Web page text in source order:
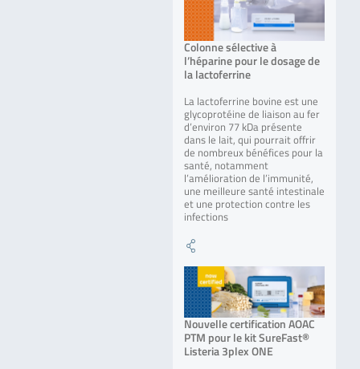
Colonne sélective à
l’héparine pour le dosage de
la lactoferrine
La lactoferrine bovine est une
glycoprotéine de liaison au fer
d’environ 77 kDa présente
dans le lait, qui pourrait offrir
de nombreux bénéfices pour la
santé, notamment
l’amélioration de l’immunité,
une meilleure santé intestinale
et une protection contre les
infections
Nouvelle certification AOAC
PTM pour le kit SureFast®
Listeria 3plex ONE